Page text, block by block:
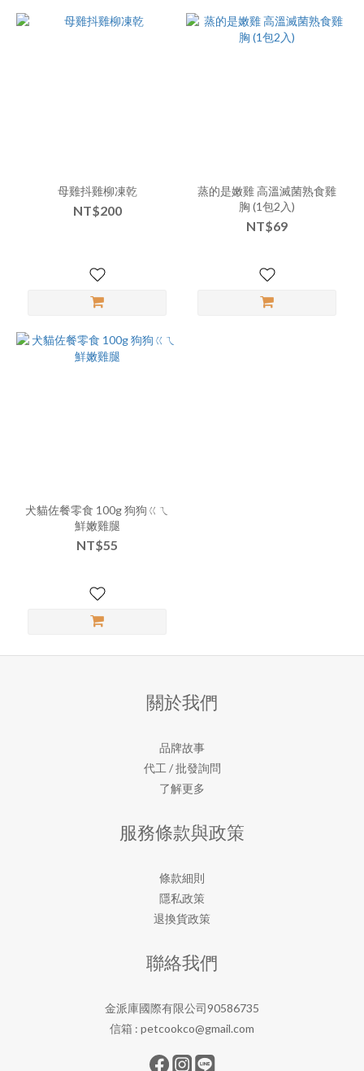
母雞抖雞柳凍乾
NT$200
蒸的是嫩雞 高溫滅菌熟食雞
胸 (1包2入)
NT$69
犬貓佐餐零食 100g 狗狗ㄍㄟ
鮮嫩雞腿
NT$55
關於我們
品牌故事
代工 / 批發詢問
了解更多
服務條款與政策
條款細則
隱私政策
退換貨政策
聯絡我們
金派庫國際有限公司90586735
信箱 : petcookco@gmail.com